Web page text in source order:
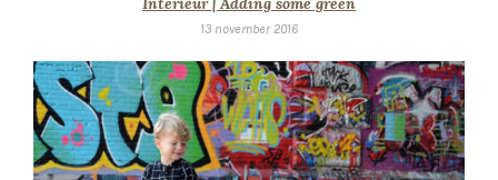
13 november 2016